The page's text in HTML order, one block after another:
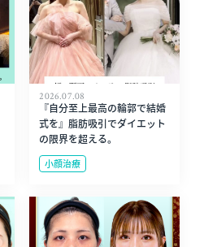
2026.07.08
『自分至上最高の輪郭で結婚
式を』脂肪吸引でダイエット
の限界を超える。
小顔治療